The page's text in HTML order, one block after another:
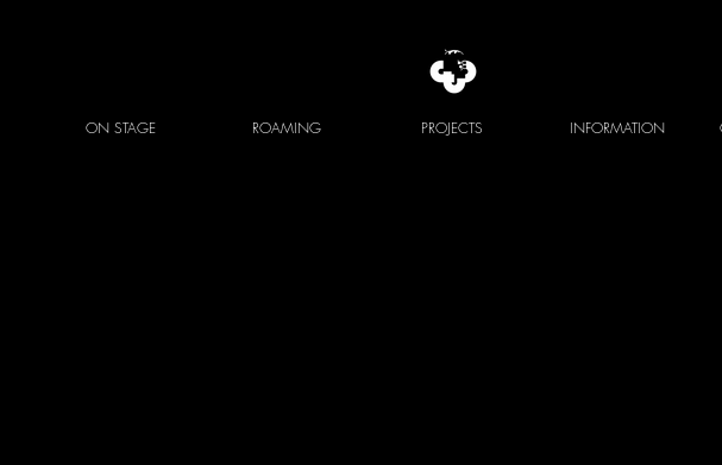
ON STAGE ROAMING PROJECTS INFORMATION